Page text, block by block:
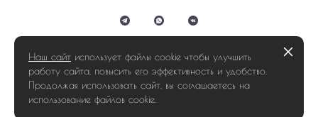
© 2012-2023 valeridm.ru все права защищены
сайт от vigbo
Наш сайт использует файлы cookie чтобы улучшить
работу сайта, повысить его эффективность и удобство.
Продолжая использовать сайт, вы соглашаетесь на
использование файлов cookie.